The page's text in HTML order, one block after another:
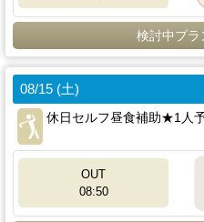
検討中プラ
08/15 (土)
休日セルフ昼食補助★1人
OUT
08:50